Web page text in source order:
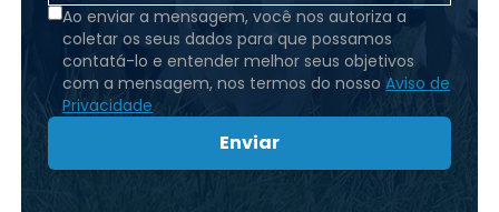
Ao enviar a mensagem, você nos autoriza a
coletar os seus dados para que possamos
contatá-lo e entender melhor seus objetivos
com a mensagem, nos termos do nossoAviso de
Privacidade
Enviar